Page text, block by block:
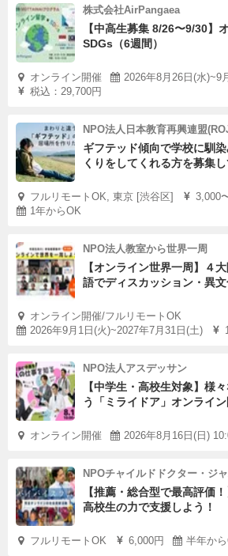
株式会社AirPangaea
【中高生募集 8/26〜9/30】
SDGs（6週間）
オンライン開催
2026年8月26日(水)~9
税込：29,700円
NPO法人日本教育再興連盟
ギフテッド傾向で学校に馴
くりをしてくれる方を募集
フルリモートOK, 東京 [渋谷区]
3,000
1年からOK
NPO法人教室から世界一周
【オンライン世界一周】４
語でディスカッション・異
オンライン開催/フルリモートOK
2026年9月1日(火)~2027年7月31日(土)
NPO法人アスデッサン
【中学生・高校生対象】様
う「ミライドア」オンライ
オンライン開催 2026年8月16日(日)
NPOチャイルドドクター・ジ
【推薦・総合型で最高評価
高校生の力で支援しよう！
フルリモートOK 6,000円 半年か